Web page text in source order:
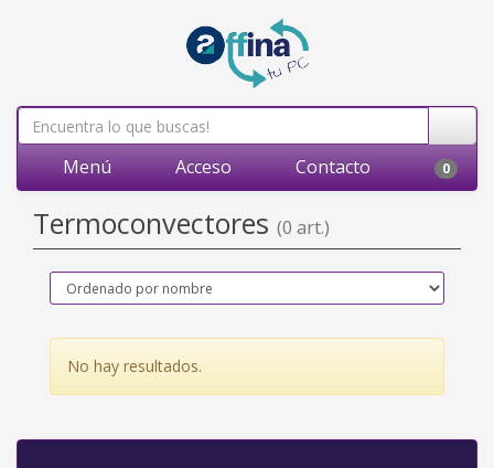
Menú Acceso Contacto 0
Termoconvectores (0 art.)
No hay resultados.